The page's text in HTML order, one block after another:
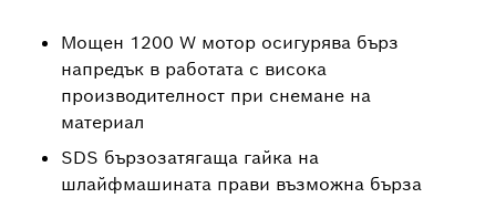
Мощен 1200 W мотор осигурява бърз
напредък в работата с висока
производителност при снемане на
материал
SDS бързозатягаща гайка на
шлайфмашината прави възможна бърза